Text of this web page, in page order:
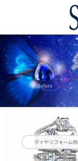
ダイヤリフォーム例